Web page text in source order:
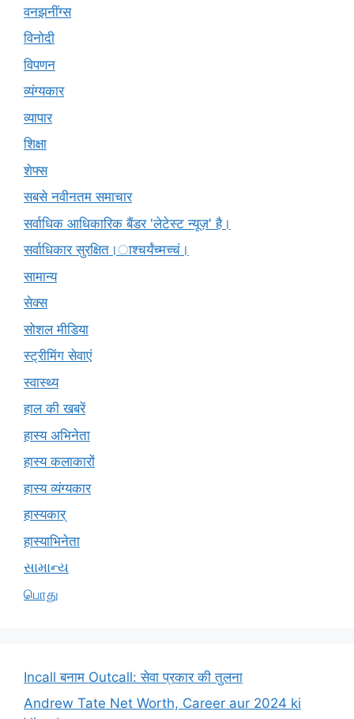
वनझनींग्स
विनोदी
विपणन
व्यंग्यकार
व्यापार
शिक्षा
शेफ्स
सबसे नवीनतम समाचार
सर्वाधिक आधिकारिक बैंडर 'लेटेस्ट न्यूज़' है।
सर्वाधिकार सुरक्षित।ाश्चर्यंच्मच्चं।
सामान्य
सेक्स
सोशल मीडिया
स्ट्रीमिंग सेवाएं
स्वास्थ्य
हाल की खबरें
हास्य अभिनेता
हास्य कलाकारों
हास्य व्यंग्यकार
हास्यकार्
हास्याभिनेता
સામાન્ય
பொது
Incall बनाम Outcall: सेवा प्रकार की तुलना
Andrew Tate Net Worth, Career aur 2024 ki